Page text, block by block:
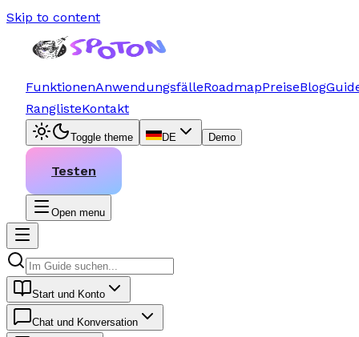
Skip to content
FunktionenAnwendungsfälleRoadmapPreiseBlog
RanglisteKontakt
Toggle theme DE Demo
Testen
Open menu
Start und Konto
Chat und Konversation